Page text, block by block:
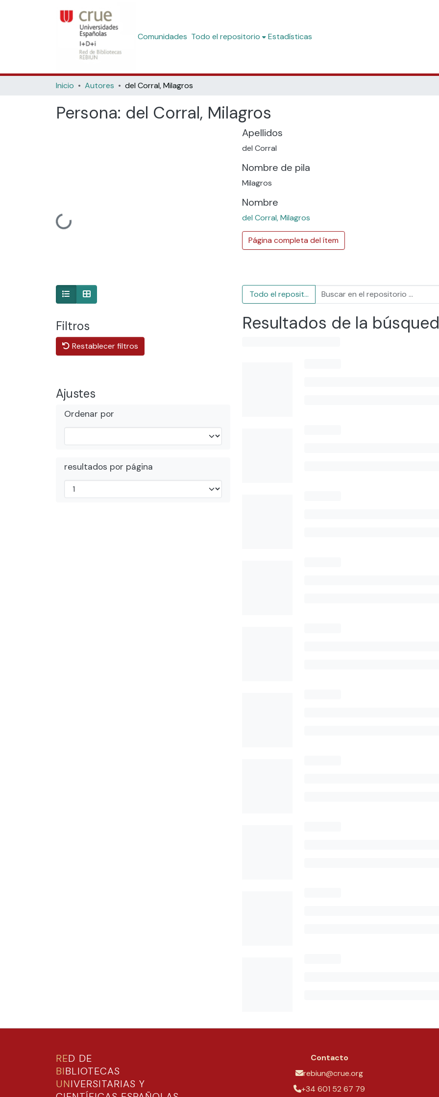
Comunidades Todo el repositorio Estadísticas
Inicio Autores del Corral, Milagros
Persona: del Corral, Milagros
Cargando...
Apellidos
del Corral
Nombre de pila
Milagros
Nombre
del Corral, Milagros
Página completa del ítem
Filtros
Restablecer filtros
Ajustes
Ordenar por
resultados por página
Todo el repositorio
Resultados de la
RED DE
BIBLIOTECAS
UNIVERSITARIAS Y
Contacto
rebiun@crue.org
+34 601 52 67 79